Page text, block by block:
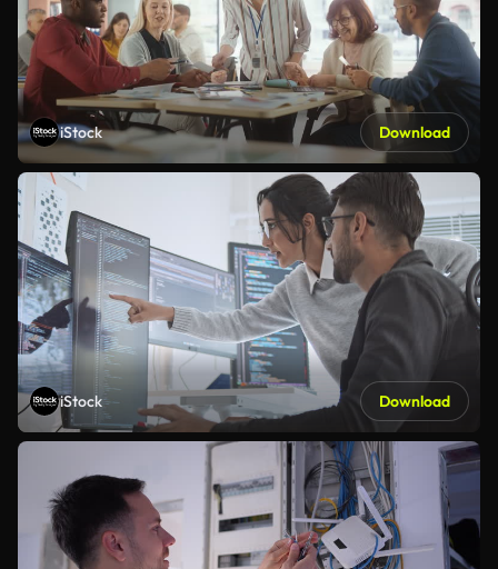
iStock Download
iStock Download